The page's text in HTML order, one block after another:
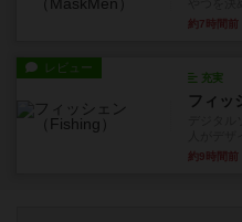
約7時間前
レビュー
充実
フィッ
約9時間前